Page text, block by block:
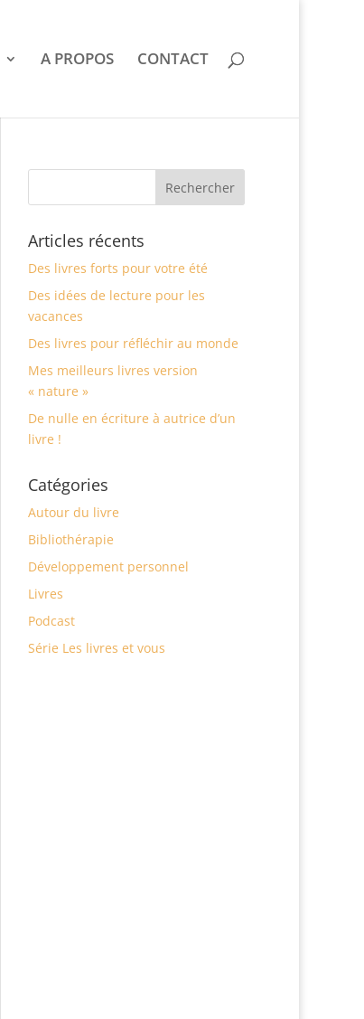
A PROPOS CONTACT
Articles récents
Des livres forts pour votre été
Des idées de lecture pour les
vacances
Des livres pour réfléchir au monde
Mes meilleurs livres version
« nature »
De nulle en écriture à autrice d’un
livre !
Catégories
Autour du livre
Bibliothérapie
Développement personnel
Livres
Podcast
Série Les livres et vous